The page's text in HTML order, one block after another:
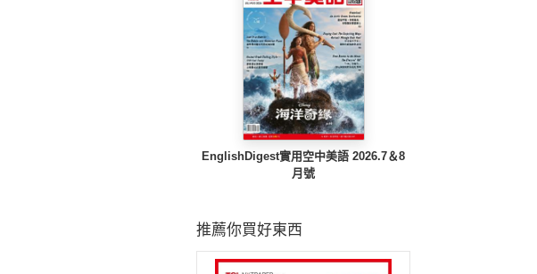
EnglishDigest實用空中美語 2026.7＆8
月號
推薦你買好東西